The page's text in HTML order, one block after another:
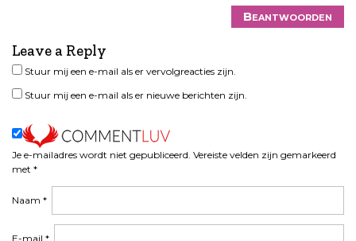
Beantwoorden
Leave a Reply
Je e-mailadres wordt niet gepubliceerd. Vereiste velden zijn gemarkeerd
met *
Naam *
E-mail *
Stuur mij een e-mail als er vervolgreacties zijn.
Stuur mij een e-mail als er nieuwe berichten zijn.